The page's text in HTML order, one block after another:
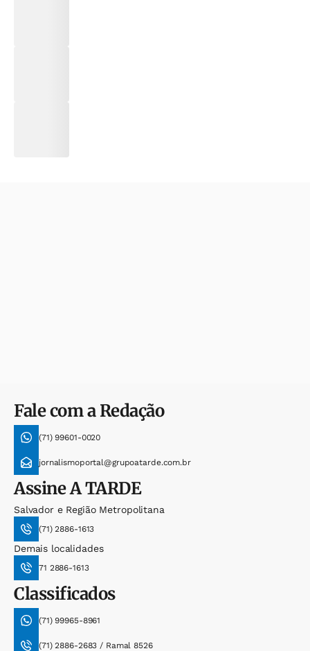
Fale com a Redação
(71) 99601-0020
jornalismoportal@grupoatarde.com.br
AssineA TARDE
Salvador e Região Metropolitana
(71) 2886-1613
Demais localidades
71 2886-1613
Classificados
(71) 99965-8961
(71) 2886-2683 / Ramal 8526